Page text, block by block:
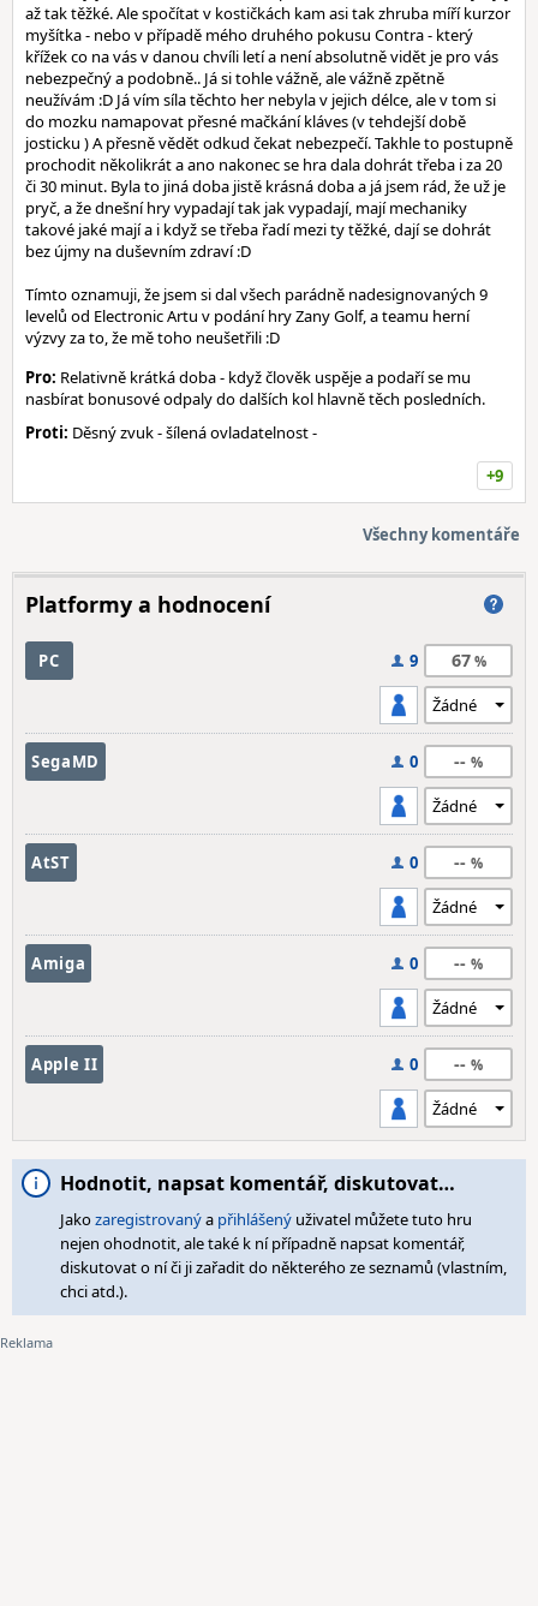
až tak těžké. Ale spočítat v kostičkách kam asi tak zhruba míří kurzor
myšítka - nebo v případě mého druhého pokusu Contra - který
křížek co na vás v danou chvíli letí a není absolutně vidět je pro vás
nebezpečný a podobně.. Já si tohle vážně, ale vážně zpětně
neužívám :D Já vím síla těchto her nebyla v jejich délce, ale v tom si
do mozku namapovat přesné mačkání kláves (v tehdejší době
josticku ) A přesně vědět odkud čekat nebezpečí. Takhle to postupně
prochodit několikrát a ano nakonec se hra dala dohrát třeba i za 20
či 30 minut. Byla to jiná doba jistě krásná doba a já jsem rád, že už je
pryč, a že dnešní hry vypadají tak jak vypadají, mají mechaniky
takové jaké mají a i když se třeba řadí mezi ty těžké, dají se dohrát
bez újmy na duševním zdraví :D
Tímto oznamuji, že jsem si dal všech parádně nadesignovaných 9
levelů od Electronic Artu v podání hry Zany Golf, a teamu herní
výzvy za to, že mě toho neušetřili :D
Pro: Relativně krátká doba - když člověk uspěje a podaří se mu
nasbírat bonusové odpaly do dalších kol hlavně těch posledních.
Proti: Děsný zvuk - šílená ovladatelnost -
+9
Všechny komentáře
Platformy a hodnocení
PC 9 67
SegaMD 0 --
AtST 0 --
Amiga 0 --
Apple II 0 --
Hodnotit, napsat komentář, diskutovat…
Jakozaregistrovanýa přihlášený uživatel můžete tuto hru
nejen ohodnotit, ale také k ní případně napsat komentář,
diskutovat o ní či ji zařadit do některého ze seznamů (vlastním,
chci atd.).